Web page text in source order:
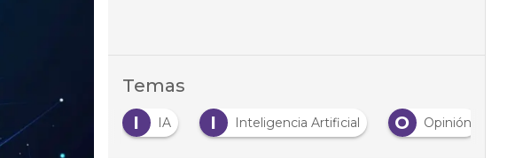
Temas
D
I IA I Inteligencia Artificial O Opinión